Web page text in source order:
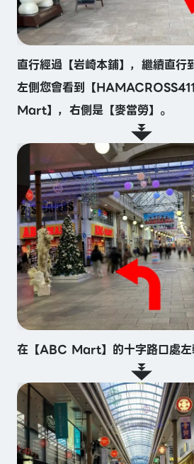
直行經過【岩崎本鋪】，繼續直行
左側您會看到【
Mart】，右側是【麥當勞】。
在【ABC Mart】的十字路口處左